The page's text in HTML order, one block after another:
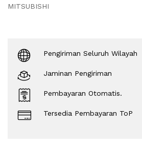
MITSUBISHI
Pengiriman Seluruh Wilayah
Jaminan Pengiriman
Pembayaran Otomatis.
Tersedia Pembayaran ToP